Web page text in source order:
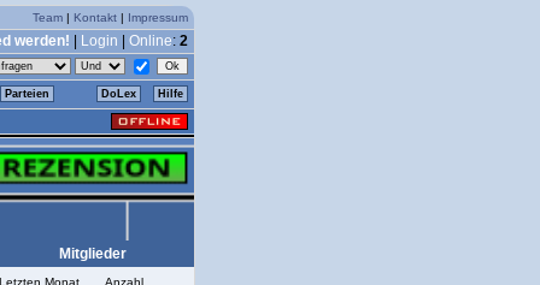
Team | Kontakt | Impressum
werden! Login Online: 2
Parteien DoLex Hilfe
Mitglieder
Letzten Monat
Anzahl